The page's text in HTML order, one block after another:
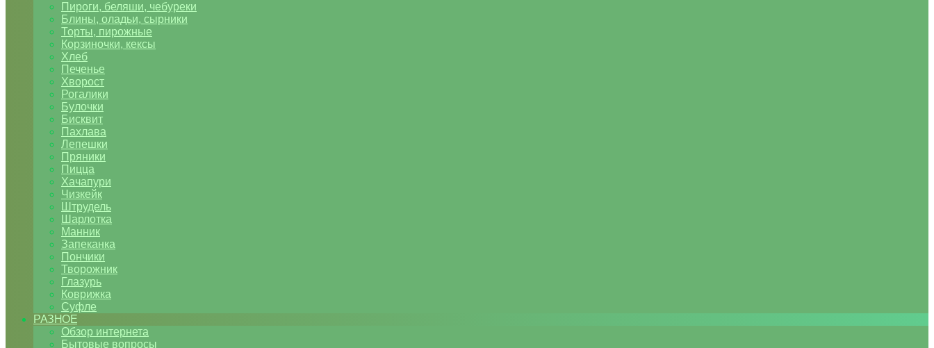
Пироги, беляши, чебуреки
Блины, оладьи, сырники
Торты, пирожные
Корзиночки, кексы
Хлеб
Печенье
Хворост
Рогалики
Булочки
Бисквит
Пахлава
Лепешки
Пряники
Пицца
Хачапури
Чизкейк
Штрудель
Шарлотка
Манник
Запеканка
Пончики
Творожник
Глазурь
Коврижка
Суфле
РАЗНОЕ
Обзор интернета
Бытовые вопросы